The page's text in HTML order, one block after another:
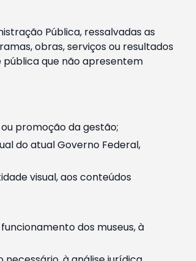
Pública, ressalvadas as
obras, serviços ou resultados
que não apresentem
promoção da gestão;
do atual Governo Federal,
visual, aos conteúdos
dos museus, à